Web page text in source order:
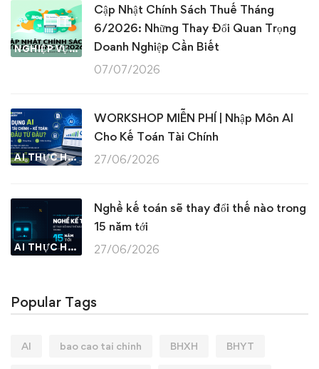
NGHIỆP VỤ KẾ TOÁN & THUẾ
Cập Nhật Chính Sách Thuế Tháng
6/2026: Những Thay Đổi Quan Trọng
Doanh Nghiệp Cần Biết
07/07/2026
AI THỰC HÀNH
WORKSHOP MIỄN PHÍ | Nhập Môn AI
Cho Kế Toán Tài Chính
27/06/2026
AI THỰC HÀNH
Nghề kế toán sẽ thay đổi thế nào trong
15 năm tới
27/06/2026
Popular Tags
AI bao cao tai chinh BHXH BHYT